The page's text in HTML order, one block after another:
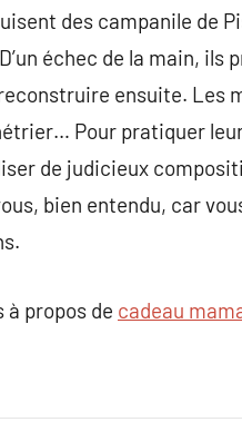
des campanile de
échec de la main,
ensuite. Les
Pour pratiquer
de judicieux
bien entendu, car
à propos de cadeau